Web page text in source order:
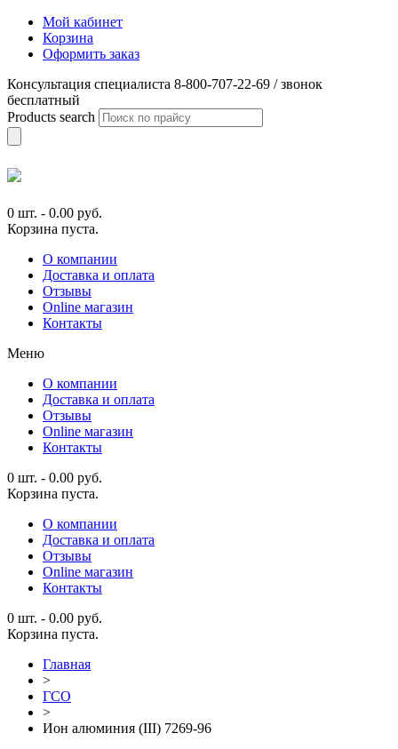
Мой кабинет
Корзина
Оформить заказ
Консультация специалиста 8-800-707-22-69 / звонок
бесплатный
Products search
0 шт. - 0.00 руб.
Корзина пуста.
О компании
Доставка и оплата
Отзывы
Online магазин
Контакты
Меню
О компании
Доставка и оплата
Отзывы
Online магазин
Контакты
0 шт. - 0.00 руб.
Корзина пуста.
О компании
Доставка и оплата
Отзывы
Online магазин
Контакты
0 шт. - 0.00 руб.
Корзина пуста.
Главная
>
ГСО
>
Ион алюминия (III) 7269-96